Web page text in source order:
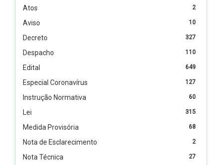
2
Atos
10
Aviso
327
Decreto
110
Despacho
649
Edital
127
Especial Coronavírus
60
Instrução Normativa
315
Lei
68
Medida Provisória
2
Nota de Esclarecimento
27
Nota Técnica